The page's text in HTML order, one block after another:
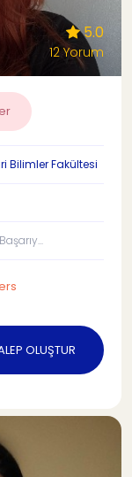
5.0
12 Yorum
Bilimler Fakültesi
OLUŞTUR